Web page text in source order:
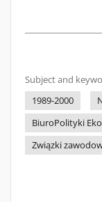
Subject and
1989-2000
BiuroPolityki
Związki